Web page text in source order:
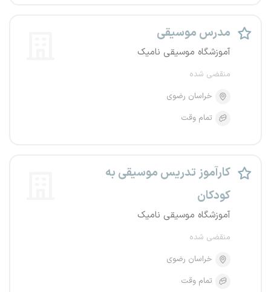
مدرس موسیقی
آموزشگاه موسیقی نامیک
منقضی شده
خراسان رضوی
تمام وقت
کارآموز تدریس موسیقی به
کودکان
آموزشگاه موسیقی نامیک
منقضی شده
خراسان رضوی
تمام وقت